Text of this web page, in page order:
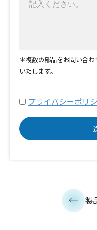
＊複数の部品をお問い合
いたします。
プライバシーポリ
製